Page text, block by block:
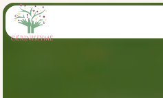
Panneau de gestion des cookies